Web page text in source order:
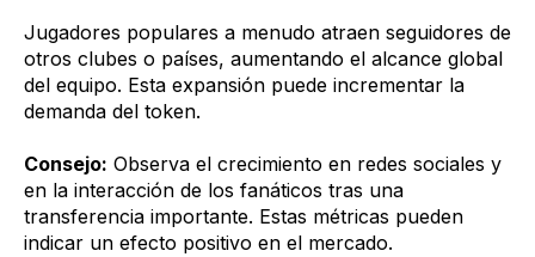
Jugadores populares a menudo atraen seguidores de
otros clubes o países, aumentando el alcance global
del equipo. Esta expansión puede incrementar la
demanda del token.
Consejo: Observa el crecimiento en redes sociales y
en la interacción de los fanáticos tras una
transferencia importante. Estas métricas pueden
indicar un efecto positivo en el mercado.